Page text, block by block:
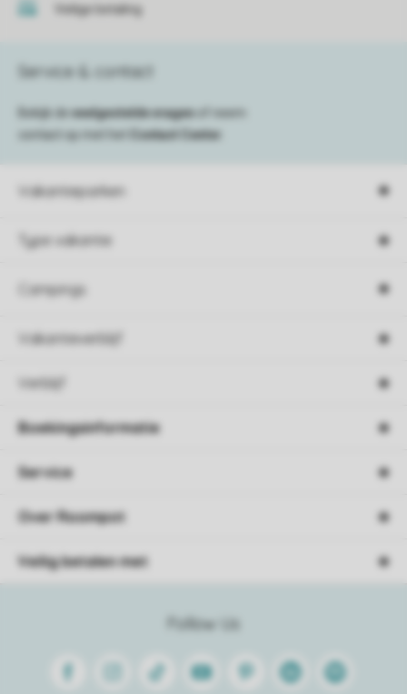
Veilige betaling
Vakantieparken
Type vakantie
Campings
Vakantieverblijf
Verblijf
Service & contact
Bekijk de veelgestelde vragen
of neem
contact op met het
Contact Center
Follow Us
FacebookInstagram
Tiktok Youtube PinterestLinkedinSpotify
Boekingsinformatie
Service
Over Roompot
Veilig betalen met